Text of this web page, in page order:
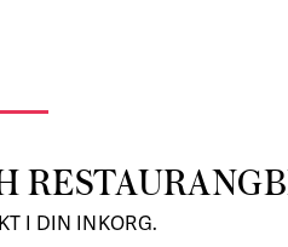
I DIN INKORG.